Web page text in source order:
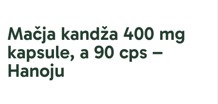
Mačja kandža 400 mg
kapsule, a 90 cps –
Hanoju